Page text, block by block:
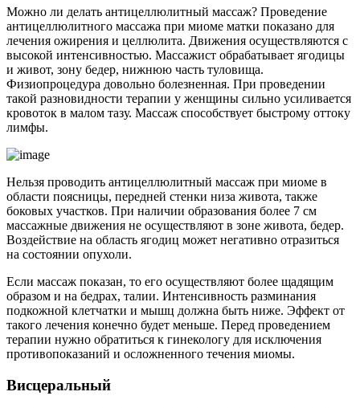
Можно ли делать антицеллюлитный массаж? Проведение
антицеллюлитного массажа при миоме матки показано для
лечения ожирения и целлюлита. Движения осуществляются с
высокой интенсивностью. Массажист обрабатывает ягодицы
и живот, зону бедер, нижнюю часть туловища.
Физиопроцедура довольно болезненная. При проведении
такой разновидности терапии у женщины сильно усиливается
кровоток в малом тазу. Массаж способствует быстрому оттоку
лимфы.
Нельзя проводить антицеллюлитный массаж при миоме в
области поясницы, передней стенки низа живота, также
боковых участков. При наличии образования более 7 см
массажные движения не осуществляют в зоне живота, бедер.
Воздействие на область ягодиц может негативно отразиться
на состоянии опухоли.
Если массаж показан, то его осуществляют более щадящим
образом и на бедрах, талии. Интенсивность разминания
подкожной клетчатки и мышц должна быть ниже. Эффект от
такого лечения конечно будет меньше. Перед проведением
терапии нужно обратиться к гинекологу для исключения
противопоказаний и осложненного течения миомы.
Висцеральный